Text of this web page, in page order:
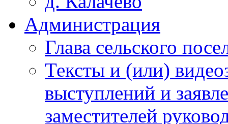
Администрация
Глава сельского
Тексты и (или)
выступлений и
заместителей